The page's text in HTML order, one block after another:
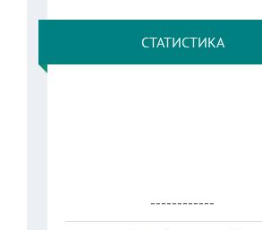
СТАТИСТИКА
------------